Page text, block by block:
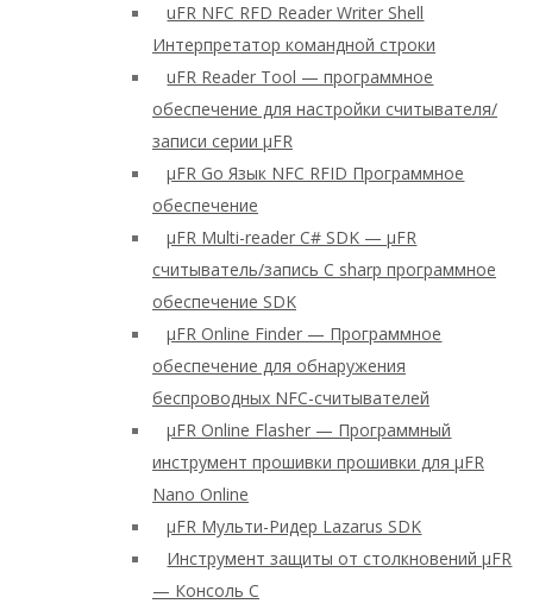
uFR NFC RFD Reader Writer Shell
Интерпретатор командной строки
uFR Reader Tool — программное
обеспечение для настройки считывателя/
записи серии μFR
μFR Go Язык NFC RFID Программное
обеспечение
μFR Multi-reader C# SDK — μFR
считыватель/запись C sharp программное
обеспечение SDK
μFR Online Finder — Программное
обеспечение для обнаружения
беспроводных NFC-считывателей
μFR Online Flasher — Программный
инструмент прошивки прошивки для μFR
Nano Online
μFR Мульти-Ридер Lazarus SDK
Инструмент защиты от столкновений μFR
— Консоль C